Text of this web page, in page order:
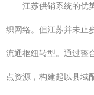
江苏供销系统的优
织网络。但江苏并未止
流通枢纽转型。通过整
点资源，构建起以县域